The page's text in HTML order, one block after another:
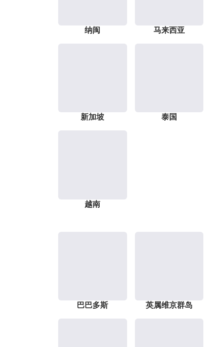
纳闽 马来西亚
新加坡 泰国
越南
巴巴多斯 英属维京群岛